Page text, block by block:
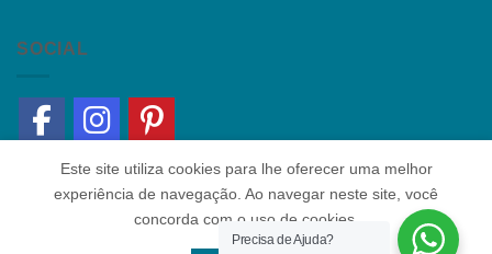
SOCIAL
Política de Privacidade Contato
Precisa de Ajuda?
Este site utiliza cookies para lhe oferecer uma melhor
experiência de navegação. Ao navegar neste site, você
concorda com o uso de cookies.